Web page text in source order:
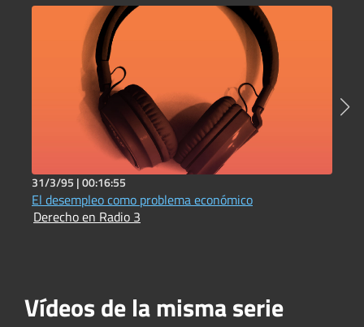
31/3/95 |00:16:55
El desempleo como problema económico
Derecho en Radio 3
Vídeos de la misma serie